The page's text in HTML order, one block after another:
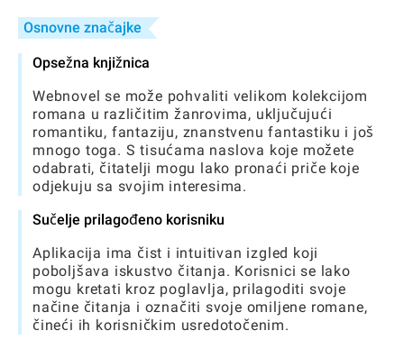
Osnovne značajke
Opsežna knjižnica
Webnovel se može pohvaliti velikom kolekcijom
romana u različitim žanrovima, uključujući
romantiku, fantaziju, znanstvenu fantastiku i još
mnogo toga. S tisućama naslova koje možete
odabrati, čitatelji mogu lako pronaći priče koje
odjekuju sa svojim interesima.
Sučelje prilagođeno korisniku
Aplikacija ima čist i intuitivan izgled koji
poboljšava iskustvo čitanja. Korisnici se lako
mogu kretati kroz poglavlja, prilagoditi svoje
načine čitanja i označiti svoje omiljene romane,
čineći ih korisničkim usredotočenim.